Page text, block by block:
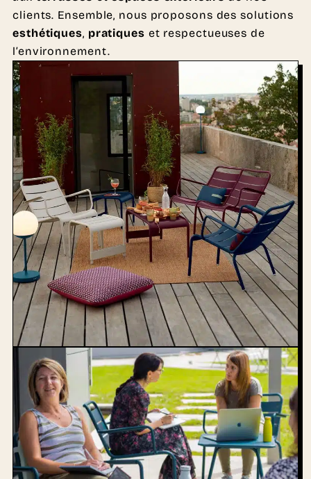
clients. Ensemble, nous proposons des solutions
esthétiques, pratiques et respectueuses de
l’environnement.